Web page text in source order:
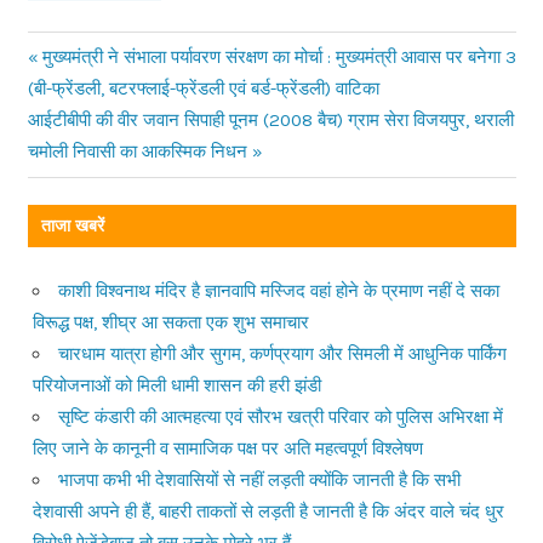
Post
navigation
Previous
Post:
मुख्यमंत्री ने संभाला पर्यावरण संरक्षण का मोर्चा : मुख्यमंत्री आवास पर बनेगा 3
(बी-फ्रेंडली, बटरफ्लाई-फ्रेंडली एवं बर्ड-फ्रेंडली) वाटिका
Next
Post:
आईटीबीपी की वीर जवान सिपाही पूनम (2008 बैच) ग्राम सेरा विजयपुर, थराली
चमोली निवासी का आकस्मिक निधन
ताजा खबरें
काशी विश्वनाथ मंदिर है ज्ञानवापि मस्जिद वहां होने के प्रमाण नहीं दे सका
विरूद्ध पक्ष, शीघ्र आ सकता एक शुभ समाचार
चारधाम यात्रा होगी और सुगम, कर्णप्रयाग और सिमली में आधुनिक पार्किंग
परियोजनाओं को मिली धामी शासन की हरी झंडी
सृष्टि कंडारी की आत्महत्या एवं सौरभ खत्री परिवार को पुलिस अभिरक्षा में
लिए जाने के कानूनी व सामाजिक पक्ष पर अति महत्वपूर्ण विश्लेषण
भाजपा कभी भी देशवासियों से नहीं लड़ती क्योंकि जानती है कि सभी
देशवासी अपने ही हैं, बाहरी ताकतों से लड़ती है जानती है कि अंदर वाले चंद धुर